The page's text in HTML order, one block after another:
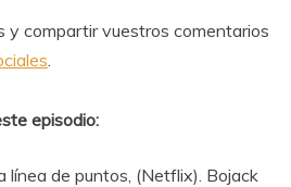
y compartir vuestros comentarios
episodio:
línea de puntos, (Netflix). Bojack